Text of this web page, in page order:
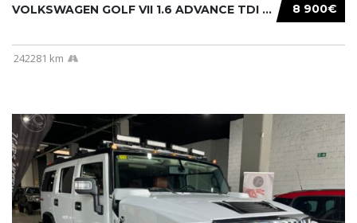
8 900€
VOLKSWAGEN GOLF VII 1.6 ADVANCE TDI 105CV BM...
242281 km